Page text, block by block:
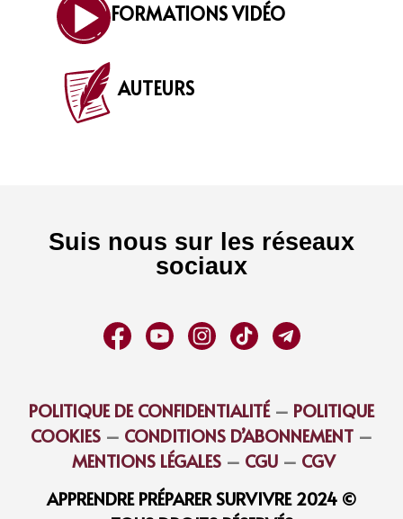
FORMATIONS VIDÉO
AUTEURS
Suis nous sur les réseaux
sociaux
POLITIQUE DE CONFIDENTIALITÉ– POLITIQUE
COOKIES – CONDITIONS D’ABONNEMENT –
MENTIONS LÉGALES – CGU – CGV
APPRENDRE PRÉPARER SURVIVRE 2024 ©